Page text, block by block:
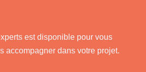
est disponible pour vous
accompagner dans votre projet.